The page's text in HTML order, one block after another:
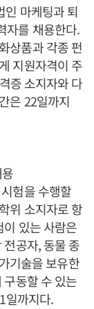
인 마케팅과 퇴
자를 채용한다.
상품과 각종 펀
지원자격이 주
증 소지자와 다
은 22일까지
험을 수행할
위 소지자로 항
있는 사람은
공자, 동물 종
기술을 보유한
동할 수 있는
일까지다.